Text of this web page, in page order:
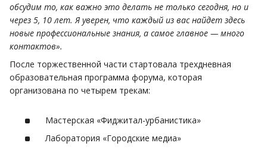
обсудим то, как важно это делать не только сегодня, но и
через 5, 10 лет. Я уверен, что каждый из вас найдет здесь
новые профессиональные знания, а самое главное — много
контактов».
После торжественной части стартовала трехдневная
образовательная программа форума, которая
организована по четырем трекам:
Мастерская «Фиджитал-урбанистика»
Лаборатория «Городские медиа»